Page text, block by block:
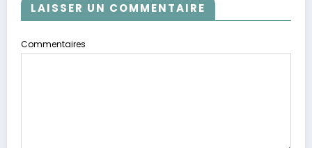
LAISSER UN COMMENTAIRE
Commentaires